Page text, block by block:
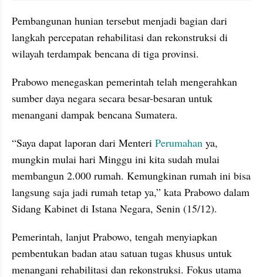
Pembangunan hunian tersebut menjadi bagian dari
langkah percepatan rehabilitasi dan rekonstruksi di
wilayah terdampak bencana di tiga provinsi.
Prabowo menegaskan pemerintah telah mengerahkan
sumber daya negara secara besar-besaran untuk
menangani dampak bencana Sumatera.
“Saya dapat laporan dari Menteri Perumahan ya,
mungkin mulai hari Minggu ini kita sudah mulai
membangun 2.000 rumah. Kemungkinan rumah ini bisa
langsung saja jadi rumah tetap ya,” kata Prabowo dalam
Sidang Kabinet di Istana Negara, Senin (15/12).
Pemerintah, lanjut Prabowo, tengah menyiapkan
pembentukan badan atau satuan tugas khusus untuk
menangani rehabilitasi dan rekonstruksi. Fokus utama